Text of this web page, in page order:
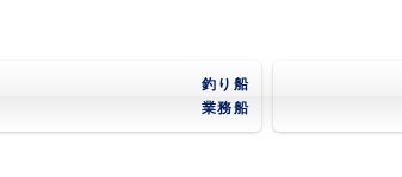
釣り船
業務船